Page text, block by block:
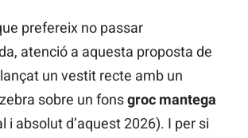
prefereix no passar
atenció a aquesta proposta de
un vestit recte amb un
sobre un fonsgroc mantega
i absolut d’aquest 2026). I per si